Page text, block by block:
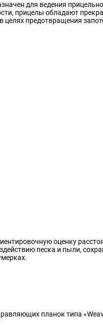
для ведения
прицелы обладают
предотвращения
оценку
песка и пыли,
планок типа